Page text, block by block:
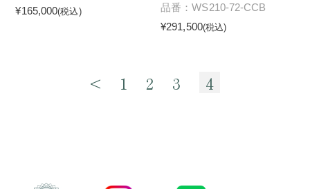
¥165,000(税込)
品番：WS210-72-CCB
¥291,500(税込)
< 1 2 3 4